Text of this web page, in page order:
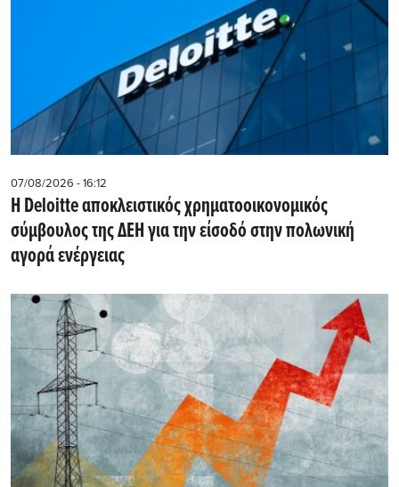
07/08/2026 - 16:12
Η Deloitte αποκλειστικός χρηματοοικονομικός
σύμβουλος της ΔΕΗ για την είσοδό στην πολωνική
αγορά ενέργειας